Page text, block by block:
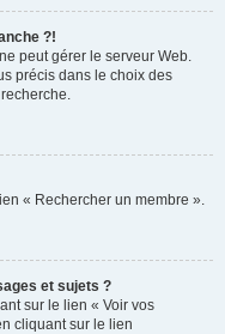
?!
peut gérer le serveur Web.
précis dans le choix des
« Rechercher un membre ».
et sujets ?
sur le lien « Voir vos
cliquant sur le lien